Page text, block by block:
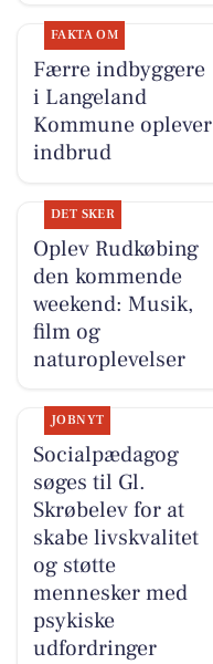
FAKTA OM
Færre indbyggere
i Langeland
Kommune oplever
indbrud
DET SKER
Oplev Rudkøbing
den kommende
weekend: Musik,
film og
naturoplevelser
JOBNYT
Socialpædagog
søges til Gl.
Skrøbelev for at
skabe livskvalitet
og støtte
mennesker med
psykiske
udfordringer